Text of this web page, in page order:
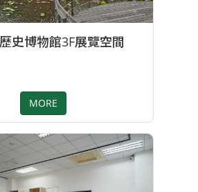
史博物館3F展覽空間
MORE